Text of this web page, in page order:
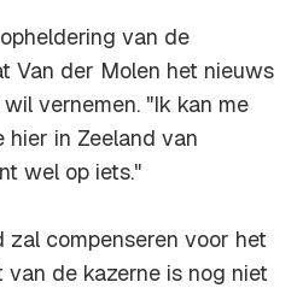
van de
Van der Molen het nieuws
vernemen. "Ik kan me
hier in Zeeland van
wel op iets."
zal compenseren voor het
de kazerne is nog niet